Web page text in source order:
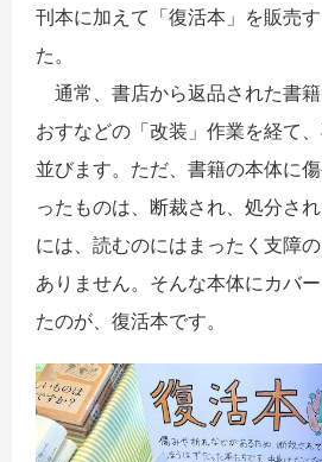
刊本に加えて「復活本」を販売
た。
通常、書店から返品された書
おすなどの「改装」作業を経て
並びます。ただ、書籍の本体に
ったものは、断裁され、処分さ
には、読むのにはまったく支障
あ りません。そんな本体にカバ
たのが、復活本です。